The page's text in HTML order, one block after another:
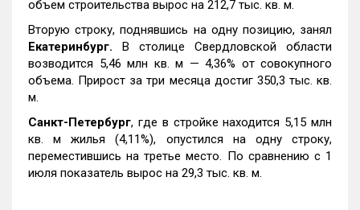
объем строительства вырос на 212,7 тыс. кв. м.
Вторую строку, поднявшись на одну позицию, занял
Екатеринбург. В столице Свердловской области
возводится 5,46 млн кв. м — 4,36% от совокупного
объема. Прирост за три месяца достиг 350,3 тыс. кв.
м.
Санкт-Петербург, где в стройке находится 5,15 млн
кв. м жилья (4,11%), опустился на одну строку,
переместившись на третье место. По сравнению с 1
июля показатель вырос на 29,3 тыс. кв. м.